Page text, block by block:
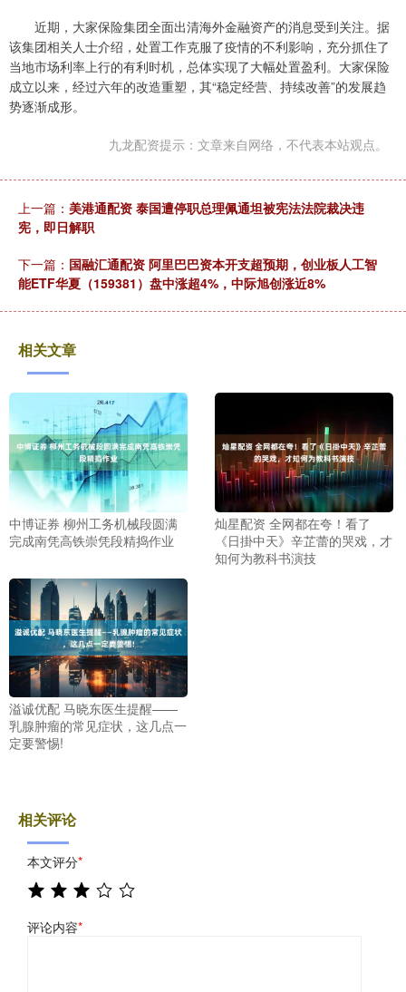
近期，大家保险集团全面出清海外金融资产的消息受到关注。据
该集团相关人士介绍，处置工作克服了疫情的不利影响，充分抓住了
当地市场利率上行的有利时机，总体实现了大幅处置盈利。大家保险
成立以来，经过六年的改造重塑，其“稳定经营、持续改善”的发展趋
势逐渐成形。
九龙配资提示：文章来自网络，不代表本站观点。
上一篇： 美港通配资 泰国遭停职总理佩通坦被宪法法院裁决违
宪，即日解职
下一篇： 国融汇通配资 阿里巴巴资本开支超预期，创业板人工智
能ETF华夏（159381）盘中涨超4%，中际旭创涨近8%
相关文章
中博证券 柳州工务机械段圆满
完成南凭高铁崇凭段精捣作业
灿星配资 全网都在夸！看了
《日掛中天》辛芷蕾的哭戏，才
知何为教科书演技
溢诚优配 马晓东医生提醒——
乳腺肿瘤的常见症状，这几点一
定要警惕!
相关评论
本文评分*
评论内容*